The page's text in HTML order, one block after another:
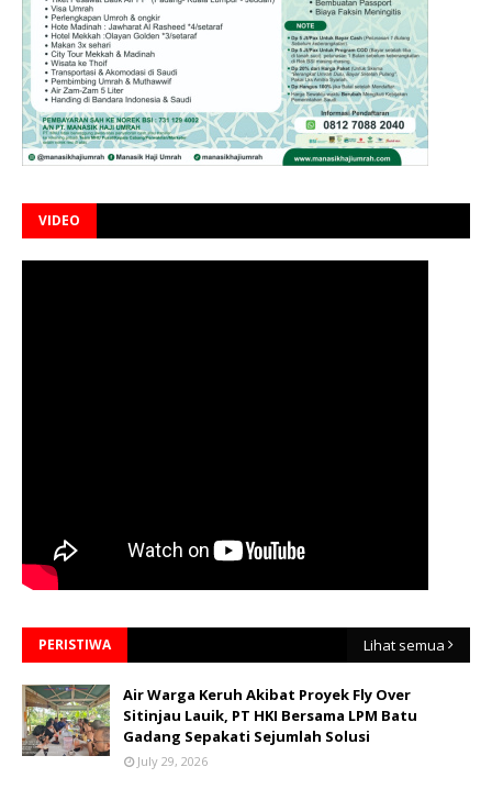
VIDEO
PERISTIWA Lihat semua
Air Warga Keruh Akibat Proyek Fly Over
Sitinjau Lauik, PT HKI Bersama LPM Batu
Gadang Sepakati Sejumlah Solusi
July 29, 2026